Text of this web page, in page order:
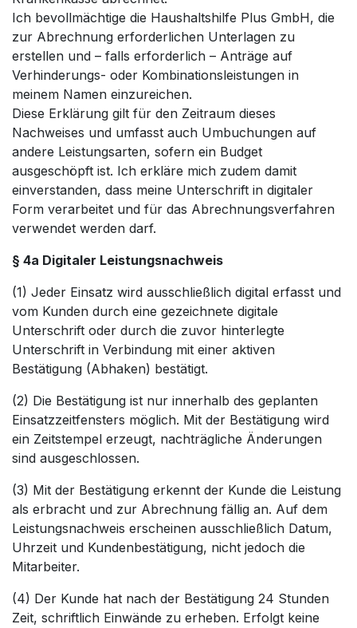
Ich bevollmächtige die Haushaltshilfe Plus GmbH, die
zur Abrechnung erforderlichen Unterlagen zu
erstellen und – falls erforderlich – Anträge auf
Verhinderungs- oder Kombinationsleistungen in
meinem Namen einzureichen.
Diese Erklärung gilt für den Zeitraum dieses
Nachweises und umfasst auch Umbuchungen auf
andere Leistungsarten, sofern ein Budget
ausgeschöpft ist. Ich erkläre mich zudem damit
einverstanden, dass meine Unterschrift in digitaler
Form verarbeitet und für das Abrechnungsverfahren
verwendet werden darf.
§ 4a Digitaler Leistungsnachweis
(1) Jeder Einsatz wird ausschließlich digital erfasst und
vom Kunden durch eine gezeichnete digitale
Unterschrift oder durch die zuvor hinterlegte
Unterschrift in Verbindung mit einer aktiven
Bestätigung (Abhaken) bestätigt.
(2) Die Bestätigung ist nur innerhalb des geplanten
Einsatzzeitfensters möglich. Mit der Bestätigung wird
ein Zeitstempel erzeugt, nachträgliche Änderungen
sind ausgeschlossen.
(3) Mit der Bestätigung erkennt der Kunde die Leistung
als erbracht und zur Abrechnung fällig an. Auf dem
Leistungsnachweis erscheinen ausschließlich Datum,
Uhrzeit und Kundenbestätigung, nicht jedoch die
Mitarbeiter.
(4) Der Kunde hat nach der Bestätigung 24 Stunden
Zeit, schriftlich Einwände zu erheben. Erfolgt keine